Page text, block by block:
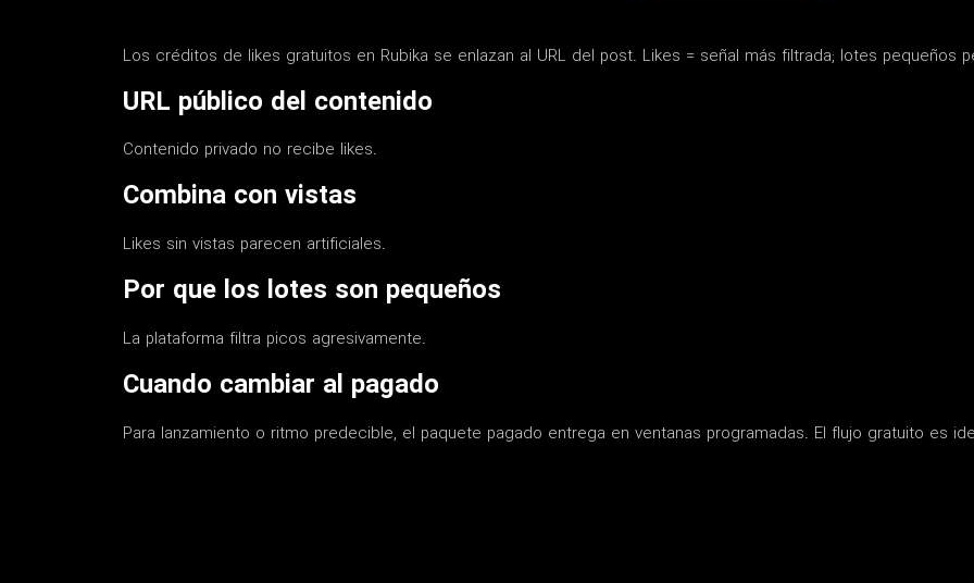
Los créditos de likes gratuitos en Rubika se enlazan al URL del post. Likes = señal más filtrada; lotes pequeños
URL público del contenido
Contenido privado no recibe likes.
Combina con vistas
Likes sin vistas parecen artificiales.
Por que los lotes son pequeños
La plataforma filtra picos agresivamente.
Cuando cambiar al pagado
Para lanzamiento o ritmo predecible, el paquete pagado entrega en ventanas programadas. El flujo gratuito es